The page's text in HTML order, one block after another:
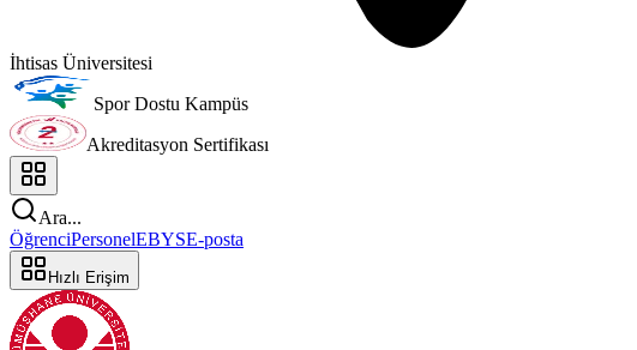
İhtisas Üniversitesi
Spor Dostu Kampüs
Akreditasyon Sertifikası
Ara...
ÖğrenciPersonelEBYSE-posta
Hızlı Erişim